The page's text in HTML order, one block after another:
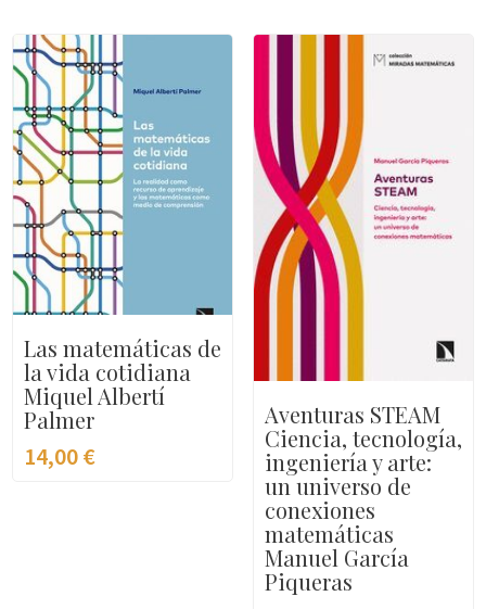
Las matemáticas de
la vida cotidiana
Miquel Albertí
Palmer
14,00€
Aventuras STEAM
Ciencia, tecnología,
ingeniería y arte:
un universo de
conexiones
matemáticas
Manuel García
Piqueras